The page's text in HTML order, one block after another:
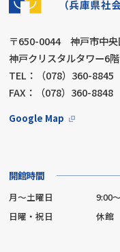
〒650-0044 神戸市中
神戸クリスタルタワー6階
TEL：（078）360-8845
FAX：（078）360-8848
Google Map
開館時間
月～土曜日
9:00
日曜・祝日
休館